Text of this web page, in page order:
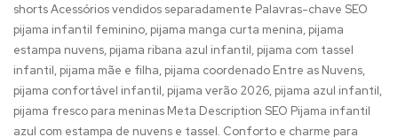
shorts Acessórios vendidos separadamente Palavras-chave SEO
pijama infantil feminino, pijama manga curta menina, pijama
estampa nuvens, pijama ribana azul infantil, pijama com tassel
infantil, pijama mãe e filha, pijama coordenado Entre as Nuvens,
pijama confortável infantil, pijama verão 2026, pijama azul infantil,
pijama fresco para meninas Meta Description SEO Pijama infantil
azul com estampa de nuvens e tassel. Conforto e charme para